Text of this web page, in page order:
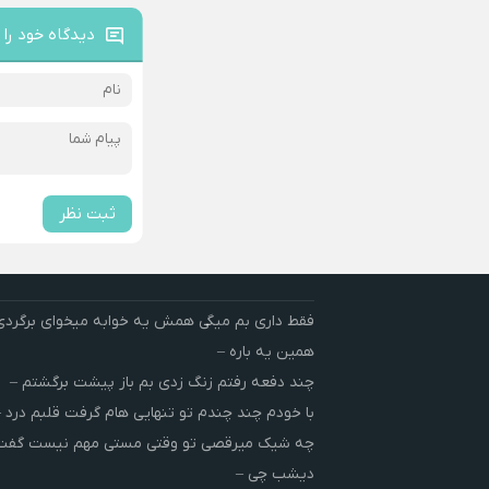
دیدگاه خود
ثبت نظر
فقط داری بم میگی همش یه خوابه میخوای
همین یه باره –
چند دفعه رفتم زنگ زدی بم باز پیشت برگشتم –
با خودم چند چندم تو تنهایی هام گرفت قلبم درد
چه شیک میرقصی تو وقتی مستی مهم نیست
دیشب چی –